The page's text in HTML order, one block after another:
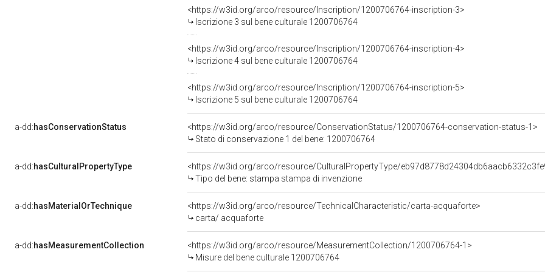
<https://w3id.org/arco/resource/Inscription/1200706764-inscription-3>
Iscrizione 3 sul bene culturale 1200706764
<https://w3id.org/arco/resource/Inscription/1200706764-inscription-4>
Iscrizione 4 sul bene culturale 1200706764
<https://w3id.org/arco/resource/Inscription/1200706764-inscription-5>
Iscrizione 5 sul bene culturale 1200706764
a-dd:hasConservationStatus
<https://w3id.org/arco/resource/ConservationStatus/1200706764-conservation-status-1>
Stato di conservazione 1 del bene: 1200706764
a-dd:hasCulturalPropertyType
<https://w3id.org/arco/resource/CulturalPropertyType/
Tipo del bene: stampa stampa di invenzione
a-dd:hasMaterialOrTechnique
<https://w3id.org/arco/resource/TechnicalCharacteristic/carta-acquaforte>
carta/ acquaforte
a-dd:hasMeasurementCollection
<https://w3id.org/arco/resource/MeasurementCollection/1200706764-1>
Misure del bene culturale 1200706764